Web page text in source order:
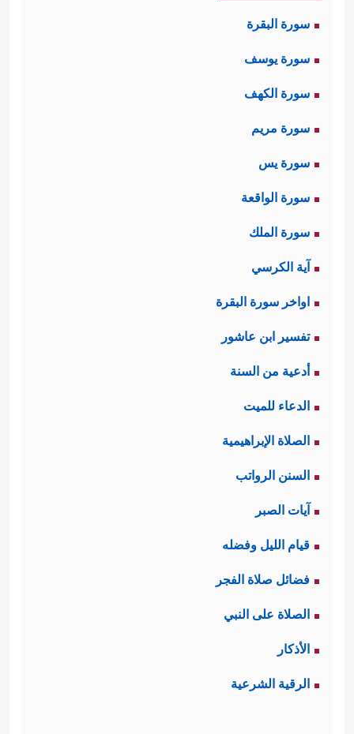
سورة البقرة
سورة يوسف
سورة الكهف
سورة مريم
سورة يس
سورة الواقعة
سورة الملك
آية الكرسي
اواخر سورة البقرة
تفسير ابن عاشور
أدعية من السنة
الدعاء للميت
الصلاة الإبراهيمية
السنن الرواتب
آيات الصبر
قيام الليل وفضله
فضائل صلاة الفجر
الصلاة على النبي
الأذكار
الرقية الشرعية